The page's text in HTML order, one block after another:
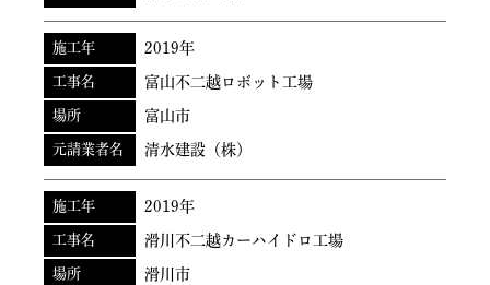
施工年 2019年
工事名 富山不二越ロボット工場
場所 富山市
元請業者名 清水建設（株）
施工年 2019年
工事名 滑川不二越カーハイドロ工場
場所 滑川市